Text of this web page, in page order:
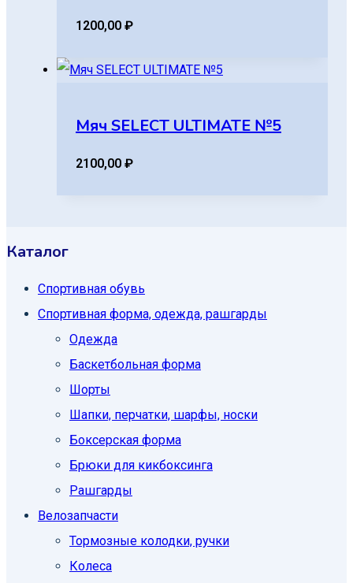
1200,00 ₽
Мяч SELECT ULTIMATE №5
2100,00 ₽
Каталог
Спортивная обувь
Спортивная форма, одежда, рашгарды
Одежда
Баскетбольная форма
Шорты
Шапки, перчатки, шарфы, носки
Боксерская форма
Брюки для кикбоксинга
Рашгарды
Велозапчасти
Тормозные колодки, ручки
Колеса